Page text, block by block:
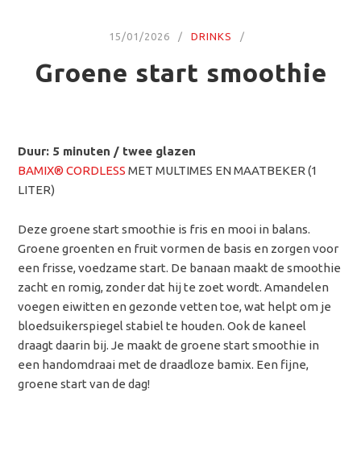
15/01/2026 DRINKS
Groene start smoothie
Duur: 5 minuten / twee glazen
BAMIX® CORDLESS MET MULTIMES EN MAATBEKER (1
LITER)
Deze groene start smoothie is fris en mooi in balans.
Groene groenten en fruit vormen de basis en zorgen voor
een frisse, voedzame start. De banaan maakt de smoothie
zacht en romig, zonder dat hij te zoet wordt. Amandelen
voegen eiwitten en gezonde vetten toe, wat helpt om je
bloedsuikerspiegel stabiel te houden. Ook de kaneel
draagt daarin bij. Je maakt de groene start smoothie in
een handomdraai met de draadloze bamix. Een fijne,
groene start van de dag!